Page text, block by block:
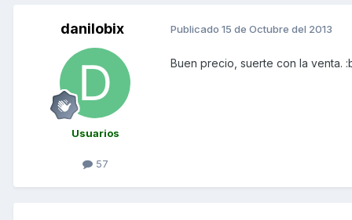
danilobix
Usuarios
57
Publicado 15 de Octubre del 2013
Buen precio, suerte con la venta.